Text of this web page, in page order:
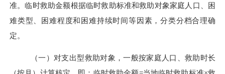
准。临时救助金额根据临时救助标准和救助对象家庭人口、困
难类型、困难程度和困难持续时间等因素，分类分档合理确
定。
（一） 对支出型救助对象，一般按家庭人口、救助时长